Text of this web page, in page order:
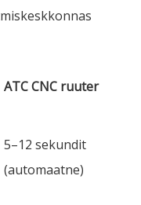
ATC CNC ruuter
5–12 sekundit
(automaatne)